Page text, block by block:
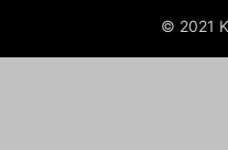
© 2021